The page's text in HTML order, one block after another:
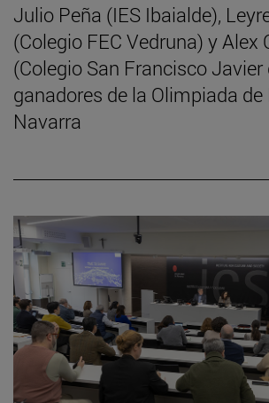
Julio Peña (IES Ibaialde),
(Colegio FEC Vedruna) y Alex
(Colegio San Francisco Javier
ganadores de la Olimpiada
Navarra